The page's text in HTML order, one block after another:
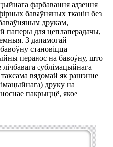
фарбавання адзення
баваўняных тканін без
друкам,
паперы для цеплаперадачы,
З дапамогай
становіцца
перанос на бавоўну, што
лічбавага сублімацыйнага
вядомай як рашэнне
друку на
пакрыццё, якое